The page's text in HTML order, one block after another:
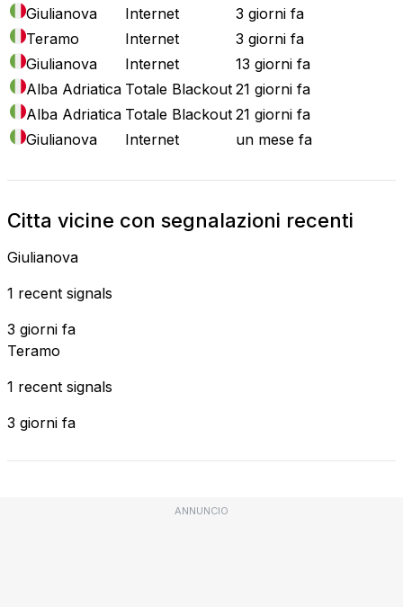
Giulianova
Internet
3 giorni fa
Teramo
Internet
3 giorni fa
Giulianova
Internet
13 giorni fa
Alba Adriatica Totale Blackout 21 giorni fa
Alba Adriatica Totale Blackout 21 giorni fa
Giulianova
Internet un mese fa
Citta vicine con segnalazioni recenti
Giulianova
1 recent signals
3 giorni fa
Teramo
1 recent signals
3 giorni fa
ANNUNCIO